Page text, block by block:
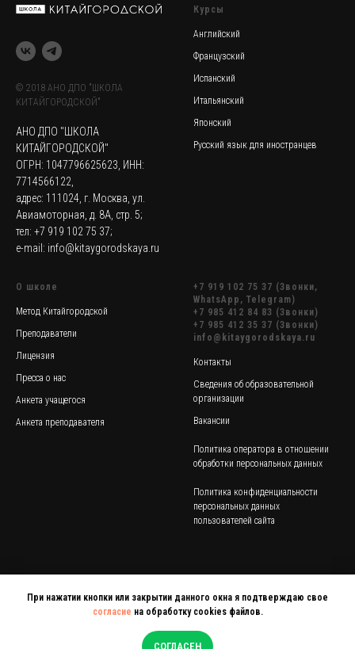
При нажатии кнопки или закрытии данного окна я подтверждаю свое
согласие на обработку cookies файлов.
СОГЛАСЕН
© 2018 АНО ДПО "ШКОЛА
КИТАЙГОРОДСКОЙ"
АНО ДПО "ШКОЛА
КИТАЙГОРОДСКОЙ"
ОГРН: 1047796625623, ИНН:
7714566122,
адрес: 111024, г. Москва, ул.
Авиамоторная, д. 8А, стр. 5;
тел: +7 919 102 75 37;
e-mail: info@kitaygorodskaya.ru
Курсы
Английский
Французский
Испанский
Итальянский
Японский
Русский язык для иностранцев
О школе
Метод Китайгородской
Преподаватели
Лицензия
Пресса о нас
Анкета учащегося
Анкета преподавателя
+7 919 102 75 37 (Звонки,
WhatsApp, Telegram)
+7 985 412 84 83 (Звонки)
+7 985 412 35 37 (Звонки)
info@kitaygorodskaya.ru
Контакты
Сведения об образовательной
организации
Вакансии
Политика оператора в отношении
обработки персональных данных
Политика конфиденциальности
персональных данных
пользователей сайта